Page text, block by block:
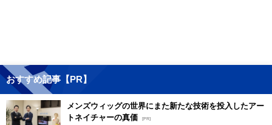
おすすめ記事【PR】
メンズウィッグの世界にまた新たな技術を投入したアー
トネイチャーの真価
[PR]